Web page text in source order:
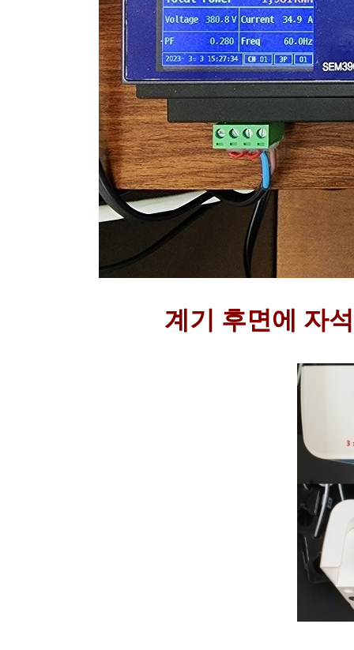
계기 후면에 자